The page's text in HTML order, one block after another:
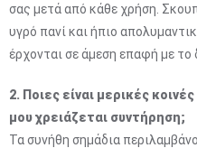
σας μετά από κάθε χρήση.
υγρό πανί και ήπιο
έρχονται σε άμεση επαφή με το
2. Ποιες είναι μερικές
μου χρειάζεται συντήρηση;
Τα συνήθη σημάδια